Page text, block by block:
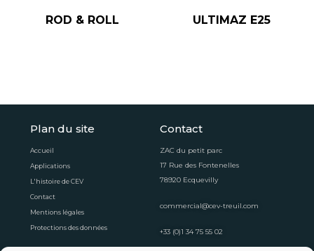
ROD & ROLL ULTIMAZ E25
Plan du site
Accueil
Applications
L'histoire de CEV
Contact
Mentions légales
Protections des données
Contact
ZAC du petit parc
17 Rue des Fontenelles
78920 Ecquevilly
commercial@cev-treuil.com
+33 (0)1 34 75 55 02